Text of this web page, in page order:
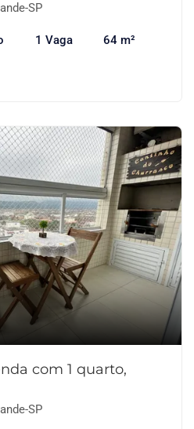
SP
1 Vaga 64 m²
com 1 quarto,
SP